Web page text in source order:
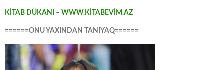
KİTAB DÜKANI – WWW.KİTABEVİM.AZ
======ONU YAXINDAN TANIYAQ======